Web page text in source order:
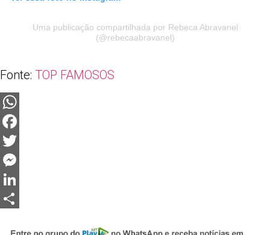
Uma publicação compartilhada por Rebeca Abravanel
(@rebecaabravanel)
Fonte: TOP FAMOSOS
WhatsApp
Facebook
Twitter
Messenger
LinkedIn